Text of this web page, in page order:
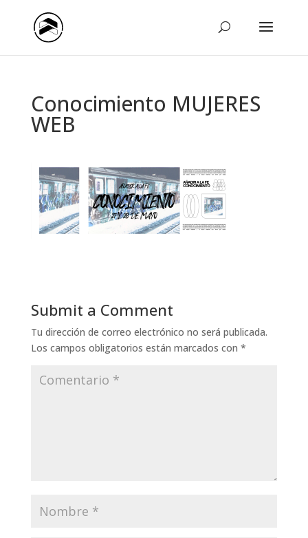
Conocimiento MUJERES
WEB
Submit a Comment
Tu dirección de correo electrónico no será publicada.
Los campos obligatorios están marcados con *